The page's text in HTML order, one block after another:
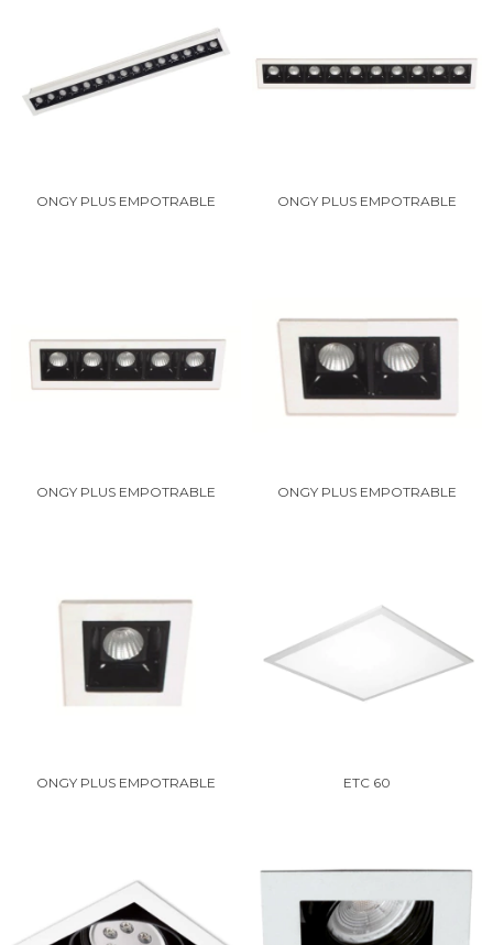
ONGY PLUS EMPOTRABLE ONGY PLUS EMPOTRABLE
ONGY PLUS EMPOTRABLE ONGY PLUS EMPOTRABLE
ONGY PLUS EMPOTRABLE ETC 60